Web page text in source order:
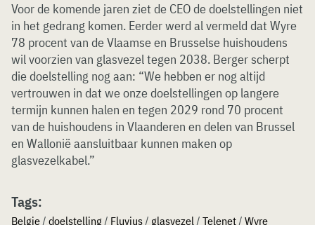
Voor de komende jaren ziet de CEO de doelstellingen niet
in het gedrang komen. Eerder werd al vermeld dat Wyre
78 procent van de Vlaamse en Brusselse huishoudens
wil voorzien van glasvezel tegen 2038. Berger scherpt
die doelstelling nog aan: “We hebben er nog altijd
vertrouwen in dat we onze doelstellingen op langere
termijn kunnen halen en tegen 2029 rond 70 procent
van de huishoudens in Vlaanderen en delen van Brussel
en Wallonië aansluitbaar kunnen maken op
glasvezelkabel.”
Tags:
Belgie/ doelstelling/ Fluvius/ glasvezel/ Telenet/ Wyre